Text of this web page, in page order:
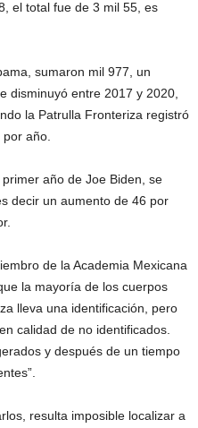
el total fue de 3 mil 55, es
sumaron mil 977, un
disminuyó entre 2017 y 2020,
la Patrulla Fronteriza registró
año.
año de Joe Biden, se
decir un aumento de 46 por
de la Academia Mexicana
la mayoría de los cuerpos
lleva una identificación, pero
calidad de no identificados.
y después de un tiempo
resulta imposible localizar a